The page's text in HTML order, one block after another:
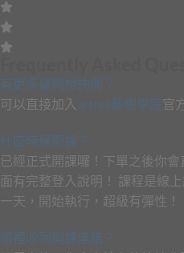
有更多疑問想詢問？
可以直接加入 artree藝樹學院官
什麼時候開課？
已經正式開課囉！下單之後你
面有完整登入說明！ 課程是線
一天，開始執行，超級有彈性！
哪裡收到開課連結？